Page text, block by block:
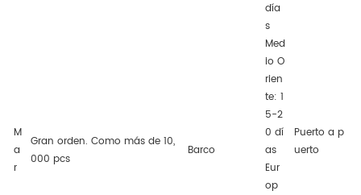
M
a
r
Gran orden. Como más de 10,
000 pcs
Barco
día
s
Med
io O
rien
te: 1
5-2
0 dí
as
Eur
op
Puerto a p
uerto